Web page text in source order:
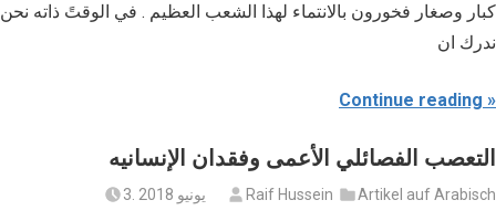
كبار وصغار فخورون بالانتماء لهذا الشعب العظيم . في الوقتً ذاته نحن
ندرك ان
Continue reading
التعصب الفصائلي الأعمى وفقدان الإنسانيه
3. يونيو 2018 Raif Hussein Artikel auf Arabisch